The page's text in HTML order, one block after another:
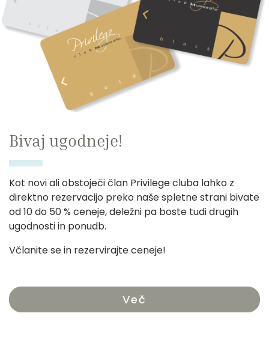
Bivaj ugodneje!
Kot novi ali obstoječi član Privilege cluba lahko z
direktno rezervacijo preko naše spletne strani bivate
od 10 do 50 % ceneje, deležni pa boste tudi drugih
ugodnosti in ponudb.
Včlanite se in rezervirajte ceneje!
Več